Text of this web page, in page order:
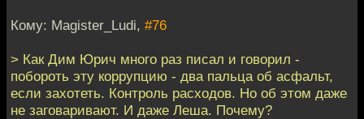
Кому: Magister_Ludi, #76
> Как Дим Юрич много раз писал и говорил -
побороть эту коррупцию - два пальца об асфальт,
если захотеть. Контроль расходов. Но об этом даже
не заговаривают. И даже Леша. Почему?